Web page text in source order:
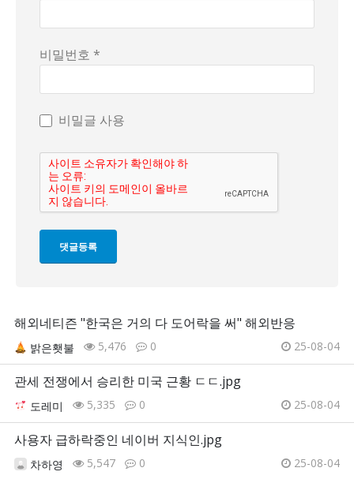
비밀번호 *
비밀글 사용
해외네티즌 "한국은 거의 다 도어락을 써" 해외반응
밝은횃불 5,476 0 25-08-04
관세 전쟁에서 승리한 미국 근황 ㄷㄷ.jpg
도레미 5,335 0 25-08-04
사용자 급하락중인 네이버 지식인.jpg
차하영 5,547 0 25-08-04